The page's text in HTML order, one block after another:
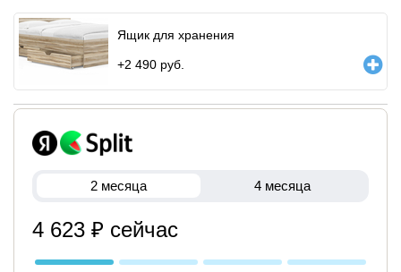
Ящик для хранения
+2 490 руб.
2 месяца 4 месяца
4 623 ₽ сейчас